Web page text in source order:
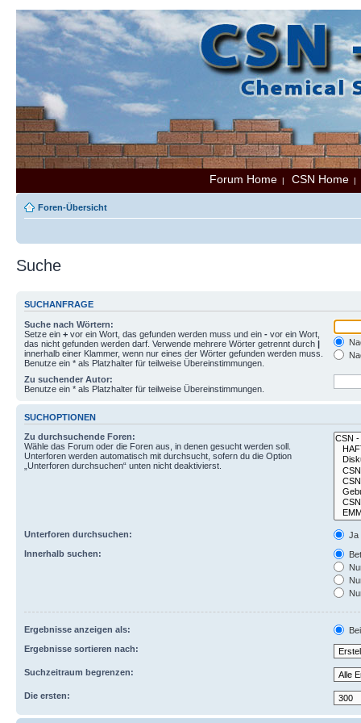
Forum Home | CSN Home
Foren-Übersicht
Suche
SUCHANFRAGE
Suche nach Wörtern:
Setze ein + vor ein Wort, das gefunden werden muss und ein - vor ein Wort,
das nicht gefunden werden darf. Verwende mehrere Wörter getrennt durch |
innerhalb einer Klammer, wenn nur eines der Wörter gefunden werden muss.
Benutze ein * als Platzhalter für teilweise Übereinstimmungen.
Zu suchender Autor:
Benutze ein * als Platzhalter für teilweise Übereinstimmungen.
SUCHOPTIONEN
Zu durchsuchende Foren:
Wähle das Forum oder die Foren aus, in denen gesucht werden soll.
Unterforen werden automatisch mit durchsucht, sofern du die Option
„Unterforen durchsuchen“ unten nicht deaktivierst.
Unterforen durchsuchen:
Ja
Innerhalb suchen:
Ergebnisse anzeigen als:
Ergebnisse sortieren nach:
Suchzeitraum begrenzen:
Die ersten: